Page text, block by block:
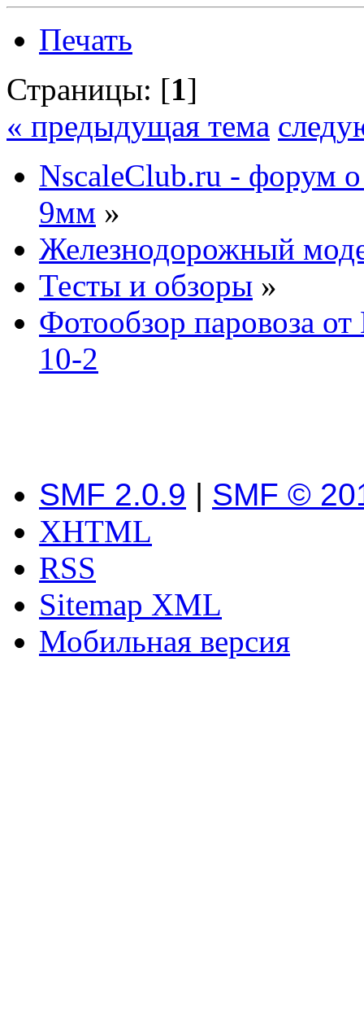
Печать
Страницы: [1]
« предыдущая тема
NscaleClub.ru - форум
9мм »
Железнодорожный
Тесты и обзоры »
Фотообзор паровоза
10-2
SMF 2.0.9 | SMF ©
XHTML
RSS
Sitemap XML
Мобильная версия